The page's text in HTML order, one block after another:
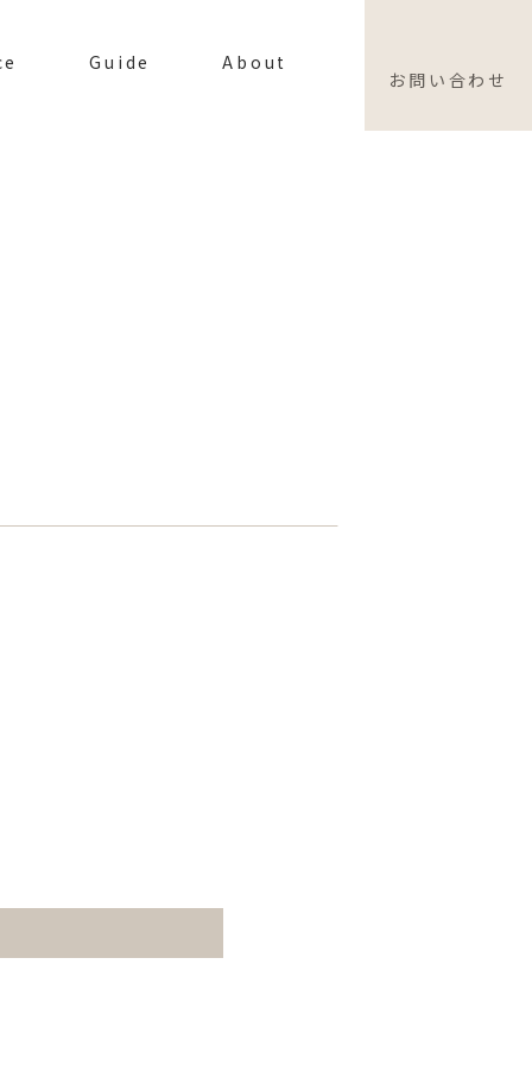
Guide About
お問い合わせ